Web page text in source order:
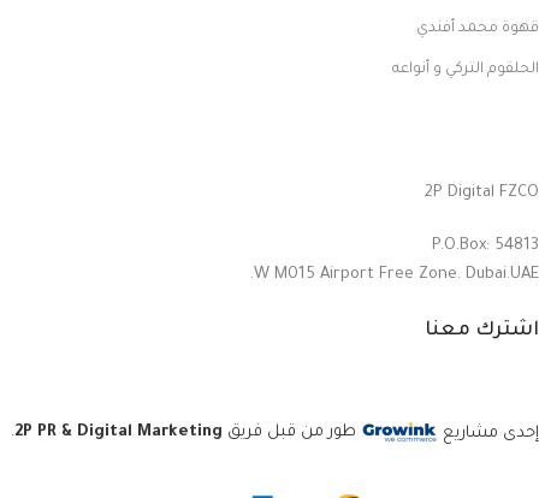
قهوة محمد أفندي
الحلقوم التركي و أنواعه
2P Digital FZCO
P.O.Box: 54813
W M015 Airport Free Zone. Dubai.UAE.
اشترك معنا
إحدى مشاريع طور من قبل فريق 2P PR & Digital Marketing
.